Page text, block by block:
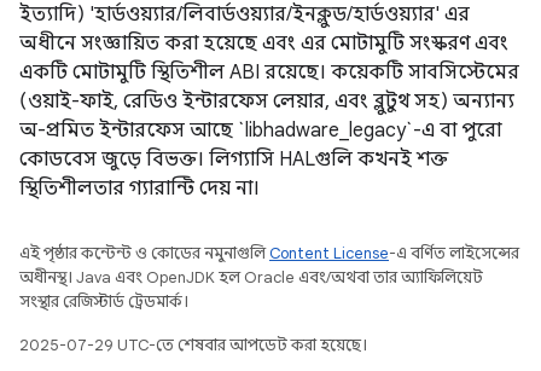
ইত্যাদি) 'হার্ডওয়্যার/লিবার্ডওয়্যার/ইনক্লুড/হার্ডওয়্যার' এর
অধীনে সংজ্ঞায়িত করা হয়েছে এবং এর মোটামুটি সংস্করণ এবং
একটি মোটামুটি স্থিতিশীল ABI রয়েছে। কয়েকটি সাবসিস্টেমের
(ওয়াই-ফাই, রেডিও ইন্টারফেস লেয়ার, এবং ব্লুটুথ সহ) অন্যান্য
অ-প্রমিত ইন্টারফেস আছে `libhadware_legacy`-এ বা পুরো
কোডবেস জুড়ে বিভক্ত। লিগ্যাসি HALগুলি কখনই শক্ত
স্থিতিশীলতার গ্যারান্টি দেয় না।
এই পৃষ্ঠার কন্টেন্ট ও কোডের নমুনাগুলিContent License-এ বর্ণিত লাইসেন্সের
অধীনস্থ। Java এবং OpenJDK হল Oracle এবং/অথবা তার অ্যাফিলিয়েট
সংস্থার রেজিস্টার্ড ট্রেডমার্ক।
2025-07-29 UTC-তে শেষবার আপডেট করা হয়েছে।